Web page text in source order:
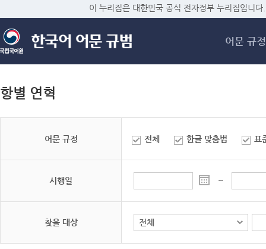
메
이 누리집은 대한민국 공식 전자정부 누리집입니다.
어문 규정
항별 연혁
어문 규정 전체 한글 맞춤법 표
시행일 ~
찾을 대상